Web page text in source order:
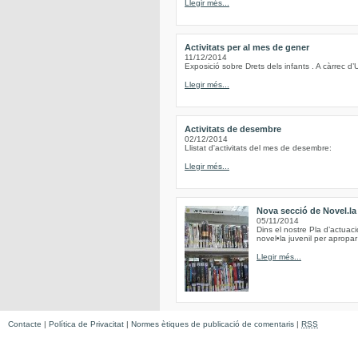
Llegir més...
Activitats per al mes de gener
11/12/2014
Exposició sobre Drets dels infants . A càrrec
Llegir més...
Activitats de desembre
02/12/2014
Llistat d'activitats del mes de desembre:
Llegir més...
Nova secció de
05/11/2014
Dins el nostre Pla
novel•la juvenil per
Llegir més...
Contacte | Política de Privacitat | Normes ètiques de publicació de comentaris | RSS